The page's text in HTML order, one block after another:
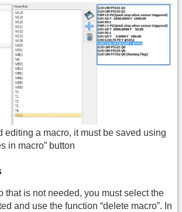
editing a macro, it must be saved using
in macro” button
that is not needed, you must select the
and use the function “delete macro”. In